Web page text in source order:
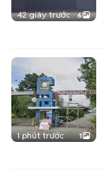
42 giây trước 6
1 phút trước 1